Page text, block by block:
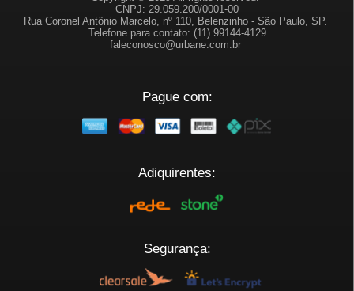
CNPJ: 29.059.200/0001-00
Rua Coronel Antônio Marcelo, nº 110, Belenzinho - São Paulo, SP.
Telefone para contato: (11) 99144-4129
faleconosco@urbane.com.br
Pague com:
Adiquirentes:
Segurança: